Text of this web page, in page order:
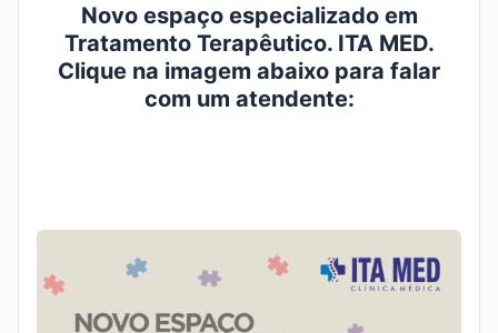
Novo espaço especializado em
Tratamento Terapêutico. ITA MED.
Clique na imagem abaixo para falar
com um atendente: